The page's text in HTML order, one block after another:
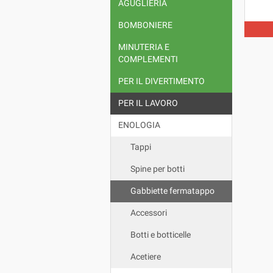
AGUGLIERIA
BOMBONIERE
MINUTERIA E
COMPLEMENTI
PER IL DIVERTIMENTO
PER IL LAVORO
ENOLOGIA
Tappi
Spine per botti
Gabbiette fermatappo
Accessori
Botti e botticelle
Acetiere
FILO :